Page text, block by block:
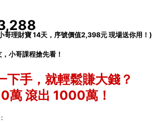
哥理財寶 14天，序號價值2,398元 現場送你用！)
小哥課程搶先看！
下手，就輕鬆賺大錢？
萬 滾出 1000萬！